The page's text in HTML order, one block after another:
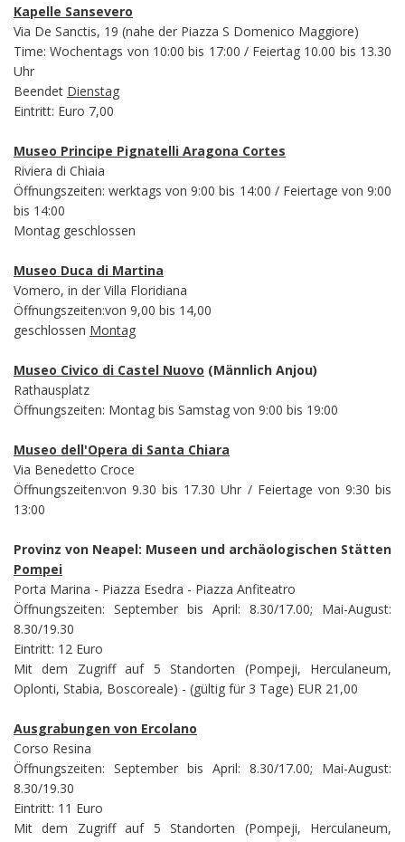
Kapelle Sansevero
Via De Sanctis, 19 (nahe der Piazza S Domenico Maggiore)
Time: Wochentags von 10:00 bis 17:00 / Feiertag 10.00 bis 13.30
Uhr
Beendet Dienstag
Eintritt: Euro 7,00
Museo Principe Pignatelli Aragona Cortes
Riviera di Chiaia
Öffnungszeiten: werktags von 9:00 bis 14:00 / Feiertage von 9:00
bis 14:00
Montag geschlossen
Museo Duca di Martina
Vomero, in der Villa Floridiana
Öffnungszeiten:von 9,00 bis 14,00
geschlossen Montag
Museo Civico di Castel Nuovo (Männlich Anjou)
Rathausplatz
Öffnungszeiten: Montag bis Samstag von 9:00 bis 19:00
Museo dell'Opera di Santa Chiara
Via Benedetto Croce
Öffnungszeiten:von 9.30 bis 17.30 Uhr / Feiertage von 9:30 bis
13:00
Provinz von Neapel: Museen und archäologischen Stätten
Pompei
Porta Marina - Piazza Esedra - Piazza Anfiteatro
Öffnungszeiten: September bis April: 8.30/17.00; Mai-August:
8.30/19.30
Eintritt: 12 Euro
Mit dem Zugriff auf 5 Standorten (Pompeji, Herculaneum,
Oplonti, Stabia, Boscoreale) - (gültig für 3 Tage) EUR 21,00
Ausgrabungen von Ercolano
Corso Resina
Öffnungszeiten: September bis April: 8.30/17.00; Mai-August:
8.30/19.30
Eintritt: 11 Euro
Mit dem Zugriff auf 5 Standorten (Pompeji, Herculaneum,